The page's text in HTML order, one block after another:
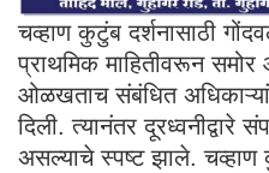
चव्हाण कुटुंब दर्शनासाठी
प्राथमिक माहितीवरून
ओळखताच संबंधित
दिली. त्यानंतर दूरध्वनीद्वारे
असल्याचे स्पष्ट झाले. चव्हाण